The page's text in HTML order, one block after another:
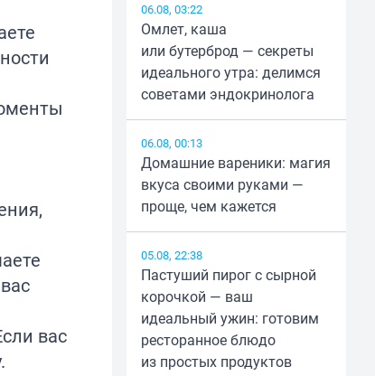
вас
06.08, 03:22
Омлет, каша
или бутерброд — секреты
идеального утра: делимся
советами эндокринолога
06.08, 00:13
Домашние вареники: магия
вкуса своими руками —
проще, чем кажется
05.08, 22:38
Пастуший пирог с сырной
корочкой — ваш
идеальный ужин: готовим
ресторанное блюдо
из простых продуктов